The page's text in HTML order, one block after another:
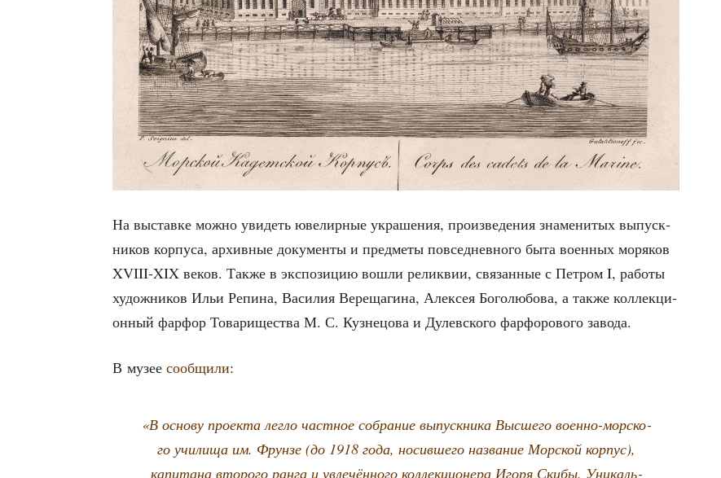
На выстав­ке мож­но уви­деть юве­лир­ные укра­ше­ния, про­из­ве­де­ния зна­ме­ни­тых выпуск­
ни­ков кор­пу­са, архив­ные доку­мен­ты и пред­ме­ты повсе­днев­но­го быта воен­ных моря­ков
XVIII-XIX веков. Так­же в экс­по­зи­цию вошли релик­вии, свя­зан­ные с Пет­ром I, рабо­ты
худож­ни­ков Ильи Репи­на, Васи­лия Вере­ща­ги­на, Алек­сея Бого­лю­бо­ва, а так­же кол­лек­ци­
он­ный фар­фор Това­ри­ще­ства М. С. Куз­не­цо­ва и Дулев­ско­го фар­фо­ро­во­го завода.
В музее сооб­щи­ли:
«В осно­ву про­ек­та лег­ло част­ное собра­ние выпуск­ни­ка Выс­ше­го воен­но-мор­ско­
го учи­ли­ща им. Фрун­зе (до 1918 года, носив­ше­го назва­ние Мор­ской кор­пус),
капи­та­на вто­ро­го ран­га и увле­чён­но­го кол­лек­ци­о­не­ра Иго­ря Ски­бы. Уни­каль­